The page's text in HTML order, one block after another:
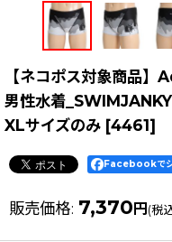
【ネコポス対象商品
男性水着
XLサイズのみ [4461]
Facebookで
販売価格: 7,370 円 (税